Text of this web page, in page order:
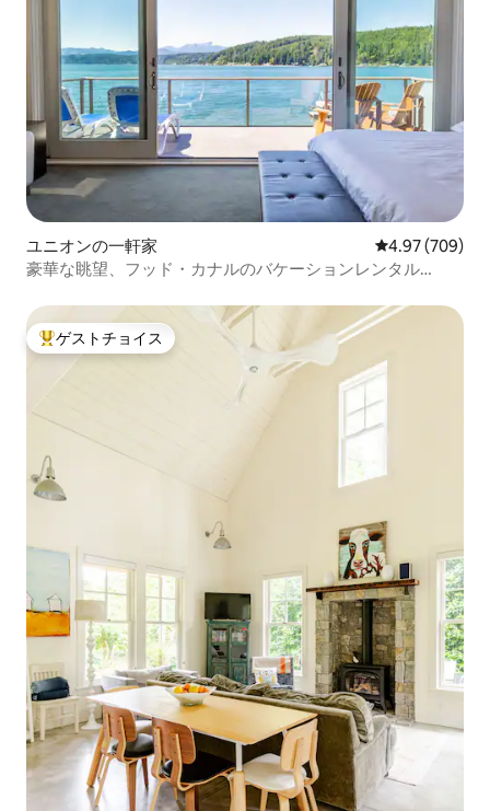
ユニオンの一軒家 レビュー709
4.97 (709)
豪華な眺望、フッド・カナルのバケーションレンタル
大好評のゲストチョイスです。
ゲストチョイス